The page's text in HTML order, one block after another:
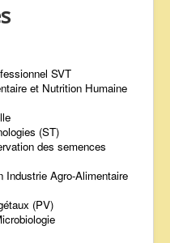
SVT
et Nutrition Humaine
(ST)
des semences
Industrie Agro-Alimentaire
(PV)